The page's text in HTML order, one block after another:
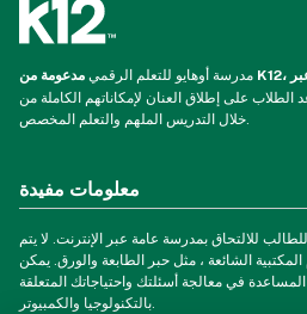
مدرسة أوهايو للتعلم الرقمي مدعومة من K12، الشركة الرائدة في مجال التعليم عبر
الطلاب على إطلاق العنان لإمكاناتهم الكاملة من
خلال التدريس الملهم والتعلم المخصص.
معلومات مفيدة
للالتحاق بمدرسة عامة عبر الإنترنت. لا يتم
المكتبية الشائعة ، مثل حبر الطابعة والورق. يمكن
في معالجة أسئلتك واحتياجاتك المتعلقة
بالتكنولوجيا والكمبيوتر.